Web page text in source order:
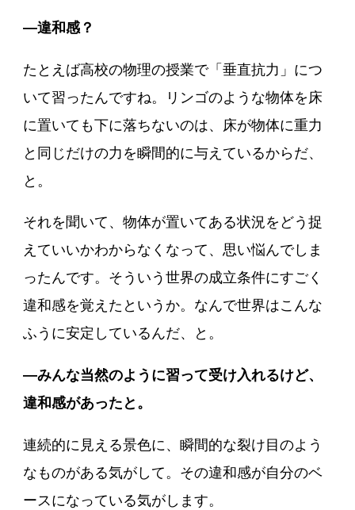
―違和感？
たとえば高校の物理の授業で「垂直抗力」につ
いて習ったんですね。リンゴのような物体を床
に置いても下に落ちないのは、床が物体に重力
と同じだけの力を瞬間的に与えているからだ、
と。
それを聞いて、物体が置いてある状況をどう捉
えていいかわからなくなって、思い悩んでしま
ったんです。そういう世界の成立条件にすごく
違和感を覚えたというか。なんで世界はこんな
ふうに安定しているんだ、と。
―みんな当然のように習って受け入れるけど、
違和感があったと。
連続的に見える景色に、瞬間的な裂け目のよう
なものがある気がして。その違和感が自分のベ
ースになっている気がします。